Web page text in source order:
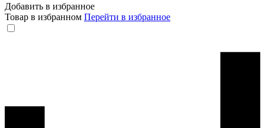
Добавить в избранное
Товар в избранном Перейти в избранное